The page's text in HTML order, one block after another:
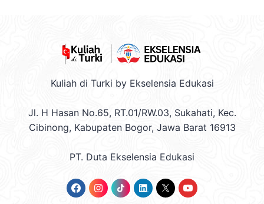
Kuliah di Turki by Ekselensia Edukasi
Jl. H Hasan No.65, RT.01/RW.03, Sukahati, Kec.
Cibinong, Kabupaten Bogor, Jawa Barat 16913
PT. Duta Ekselensia Edukasi